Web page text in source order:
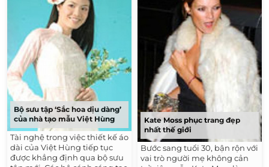
Bộ sưu tập ‘Sắc hoa dịu dàng’
của nhà tạo mẫu Việt Hùng
Tài nghệ trong việc thiết kế áo
dài của Việt Hùng tiếp tục
được khẳng định qua bộ sưu
Kate Moss phục trang đẹp
nhất thế giới
Bước sang tuổi 30, bận rộn với
vai trò người mẹ không cản